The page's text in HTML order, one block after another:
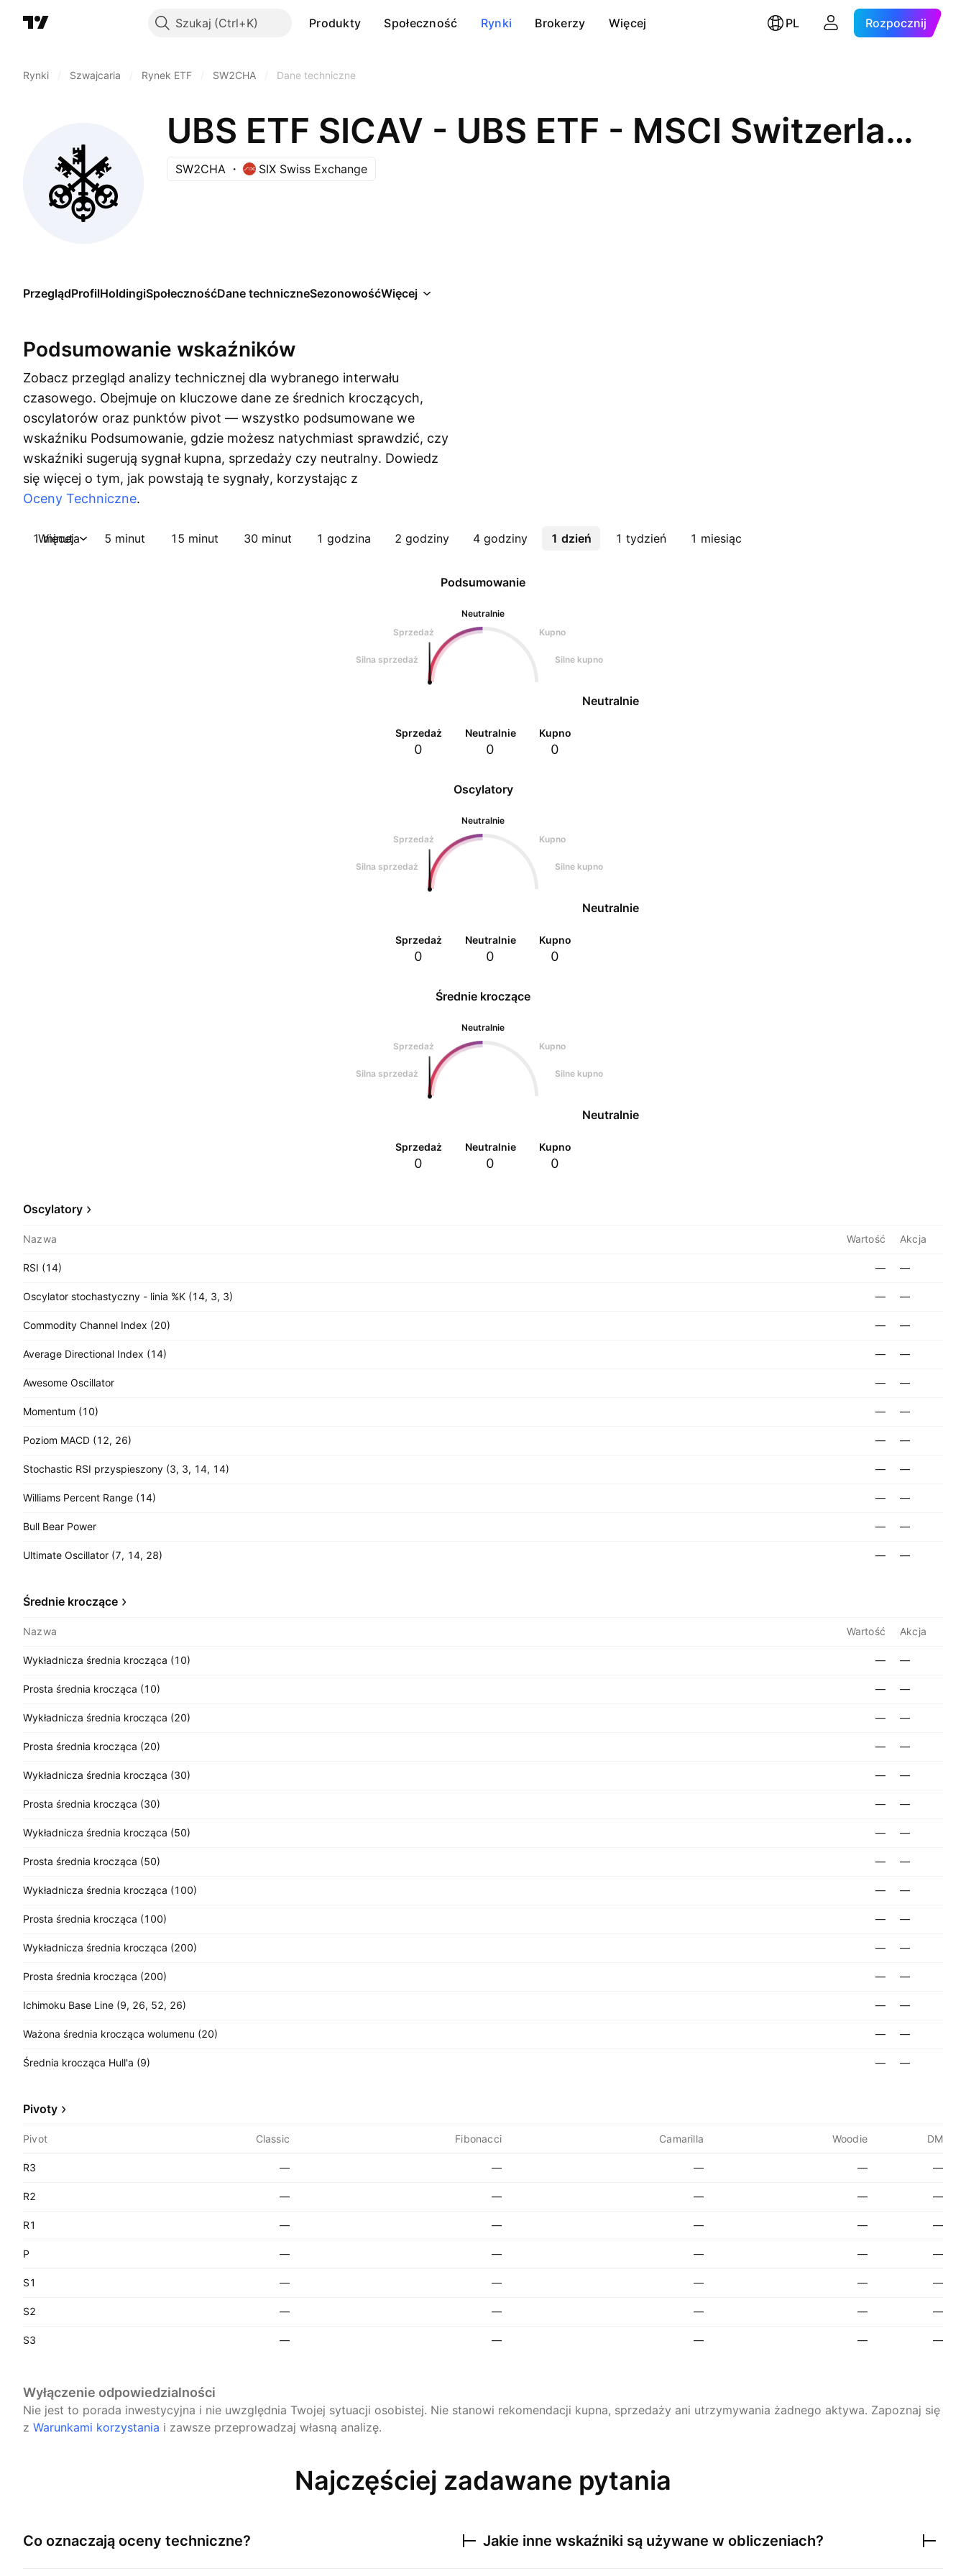
Szukaj Produkty Społeczność Rynki Brokerzy Więcej PL Rozpocznij
Rynki Szwajcaria Rynek ETF SW2CHA Dane techniczne
UBS ETF SICAV - UBS ETF - MSCI Switzerland 20/35 UCITS ETF A Distribution
SW2CHA SIX Swiss Exchange
PrzeglądProfilHoldingiSpołecznośćDane techniczneSezonowośćWięcej
Podsumowanie wskaźników
Zobacz przegląd analizy technicznej dla wybranego interwału
czasowego. Obejmuje on kluczowe dane ze średnich kroczących,
oscylatorów oraz punktów pivot — wszystko podsumowane we
wskaźniku Podsumowanie, gdzie możesz natychmiast sprawdzić, czy
wskaźniki sugerują sygnał kupna, sprzedaży czy neutralny. Dowiedz
się więcej o tym, jak powstają te sygnały, korzystając z
Oceny Techniczne.
1 minuta 5 minut 15 minut 30 minut 1 godzina 2 godziny 4 godziny 1 dzień 1 tydzień 1 miesiąc
Więcej
Oscylatory
Neutralnie
Sprzedaż
Kupno
Silna sprzedaż Silne kupno
Neutralnie
Sprzedaż
0
Neutralnie
0
Kupno
0
Podsumowanie
Neutralnie
Sprzedaż
Kupno
Silna sprzedaż Silne kupno
Neutralnie
Sprzedaż
0
Neutralnie
0
Kupno
0
Średnie kroczące
Neutralnie
Sprzedaż
Kupno
Silna sprzedaż Silne kupno
Neutralnie
Sprzedaż
0
Neutralnie
0
Kupno
0
Oscylatory
Nazwa Wartość Akcja
RSI (14) — —
Oscylator stochastyczny - linia %K (14, 3, 3) — —
Commodity Channel Index (20) — —
Average Directional Index (14) — —
Awesome Oscillator — —
Momentum (10) — —
Poziom MACD (12, 26) — —
Stochastic RSI przyspieszony (3, 3, 14, 14) — —
Williams Percent Range (14) — —
Bull Bear Power — —
Ultimate Oscillator (7, 14, 28) — —
Średnie kroczące
Nazwa Wartość Akcja
Wykładnicza średnia krocząca (10) — —
Prosta średnia krocząca (10) — —
Wykładnicza średnia krocząca (20) — —
Prosta średnia krocząca (20) — —
Wykładnicza średnia krocząca (30) — —
Prosta średnia krocząca (30) — —
Wykładnicza średnia krocząca (50) — —
Prosta średnia krocząca (50) — —
Wykładnicza średnia krocząca (100) — —
Prosta średnia krocząca (100) — —
Wykładnicza średnia krocząca (200) — —
Prosta średnia krocząca (200) — —
Ichimoku Base Line (9, 26, 52, 26) — —
Ważona średnia krocząca wolumenu (20) — —
Średnia krocząca Hull'a (9) — —
Pivoty
Pivot Classic Fibonacci Camarilla Woodie DM
R3 — — — — —
R2 — — — — —
R1 — — — — —
P — — — — —
S1 — — — — —
S2 — — — — —
S3 — — — — —
Wyłączenie odpowiedzialności
Nie jest to porada inwestycyjna i nie uwzględnia Twojej sytuacji osobistej. Nie stanowi rekomendacji kupna, sprzedaży ani utrzymywania żadnego aktywa. Zapoznaj się
z Warunkami korzystania i zawsze przeprowadzaj własną analizę.
Najczęściej zadawane pytania
Co oznaczają oceny techniczne? Jakie inne wskaźniki są używane w obliczeniach?